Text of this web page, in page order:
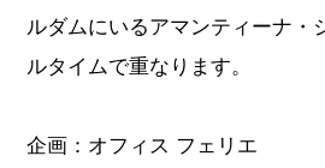
ルダムにいるアマンティーナ・
ルタイムで重なります。
企画：オフィス フェリエ